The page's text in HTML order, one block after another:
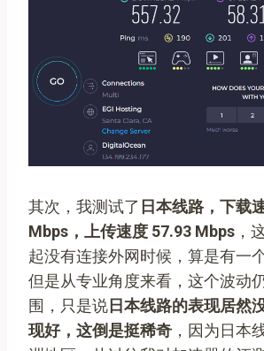
其次，我测试了 日本线路，下载
Mbps，上传速度 57.93 Mbps ，
起没有连接外网时候，算是有一
但是从专业角度来看，这个波动
围，只是说日本线路的表现居然
现好，这倒是挺稀奇 ，因为日本